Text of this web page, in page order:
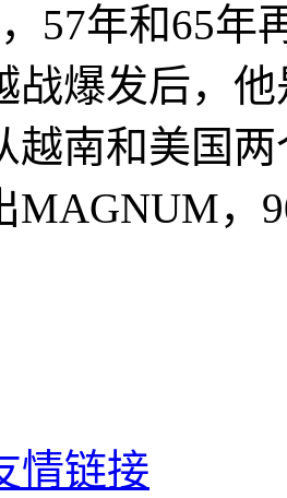
57年和65年
战爆发后，
越南和美国
MAGNUM，
情链接